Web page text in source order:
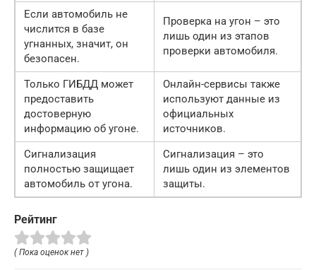
Если автомобиль не
числится в базе
угнанных, значит, он
безопасен.
Проверка на угон – это
лишь один из этапов
проверки автомобиля.
Только ГИБДД может
предоставить
достоверную
информацию об угоне.
Онлайн-сервисы также
используют данные из
официальных
источников.
Сигнализация
полностью защищает
автомобиль от угона.
Сигнализация – это
лишь один из элементов
защиты.
Рейтинг
( Пока оценок нет )